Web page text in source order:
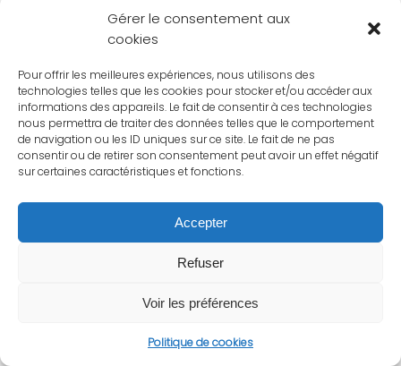
Gérer le consentement aux
cookies
Pour offrir les meilleures expériences, nous utilisons des
technologies telles que les cookies pour stocker et/ou accéder aux
informations des appareils. Le fait de consentir à ces technologies
nous permettra de traiter des données telles que le comportement
de navigation ou les ID uniques sur ce site. Le fait de ne pas
consentir ou de retirer son consentement peut avoir un effet négatif
sur certaines caractéristiques et fonctions.
Accepter
Refuser
Voir les préférences
Politique de cookies